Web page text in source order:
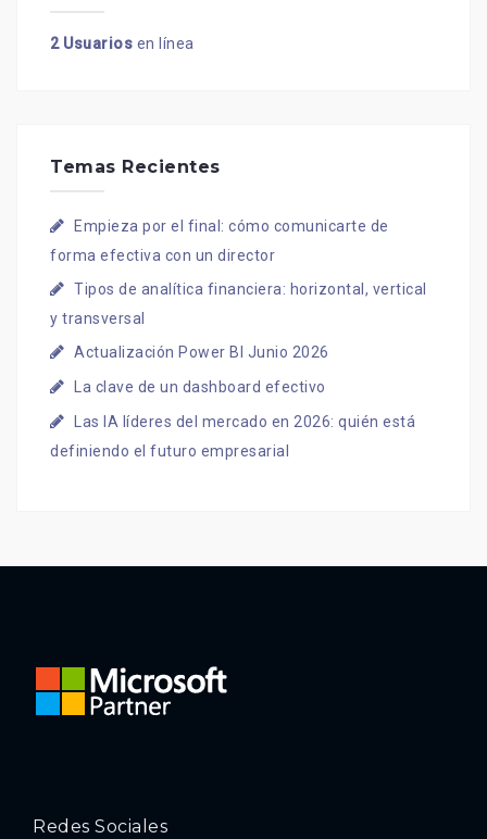
2 Usuarios en línea
Temas Recientes
Empieza por el final: cómo comunicarte de
forma efectiva con un director
Tipos de analítica financiera: horizontal, vertical
y transversal
Actualización Power BI Junio 2026
La clave de un dashboard efectivo
Las IA líderes del mercado en 2026: quién está
definiendo el futuro empresarial
Redes Sociales